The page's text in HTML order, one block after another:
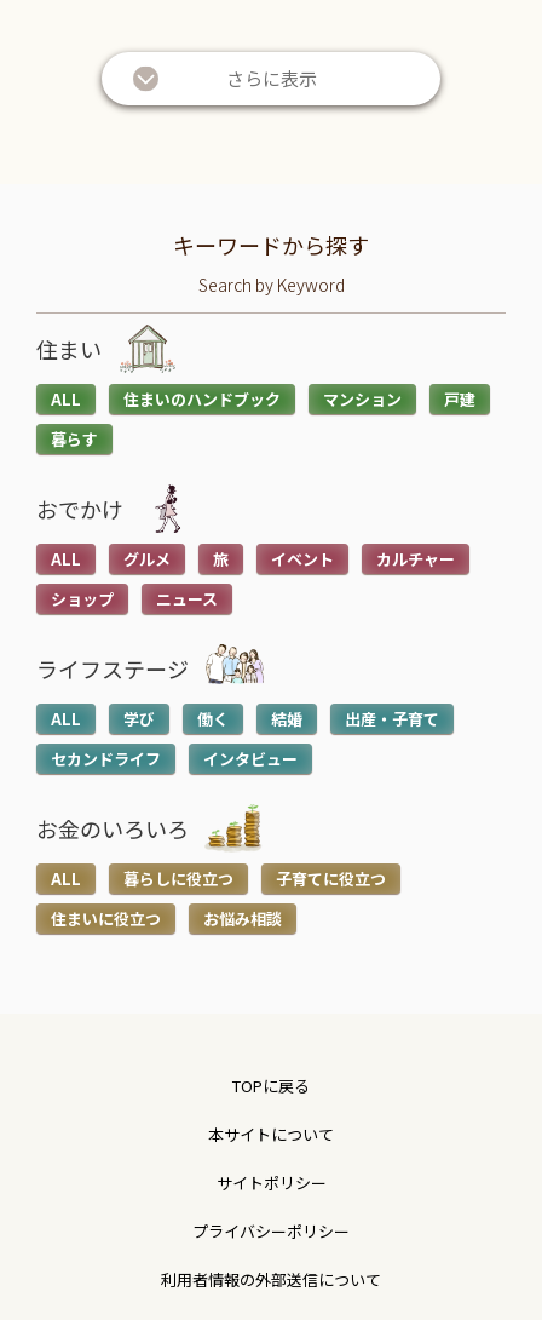
さらに表示
キーワードから探す
Search by Keyword
住まい
ALL 住まいのハンドブック マンション
戸建
暮らす
おでかけ
ALL グルメ 旅 イベント
カルチャー
ショップ
ニュース
ライフステージ
ALL 学び 働く 結婚
出産・子育て
セカンドライフ
インタビュー
お金のいろいろ
ALL 暮らしに役立つ
子育てに役立つ
住まいに役立つ
お悩み相談
TOPに戻る
本サイトについて
サイトポリシー
プライバシーポリシー
利用者情報の外部送信について